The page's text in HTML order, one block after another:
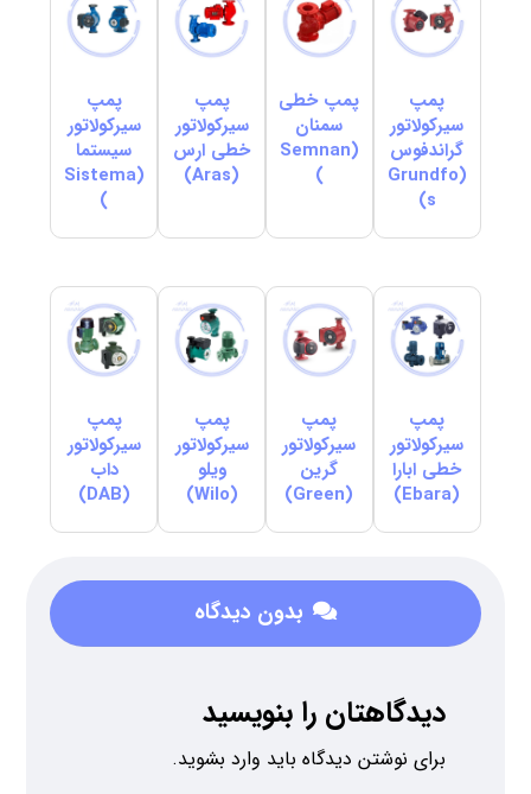
پمپ
سیرکولاتور
گراندفوس
(Grundfo
s)
پمپ خطی
سمنان
(Semnan
)
پمپ
سیرکولاتور
خطی ارس
(Aras)
پمپ
سیرکولاتور
سیستما
(Sistema
)
پمپ
سیرکولاتور
خطی ابارا
(Ebara)
پمپ
سیرکولاتور
گرین
(Green)
پمپ
سیرکولاتور
ویلو
(Wilo)
پمپ
سیرکولاتور
داب
(DAB)
بدون دیدگاه
دیدگاهتان را بنویسید
برای نوشتن دیدگاه باید وارد بشوید.